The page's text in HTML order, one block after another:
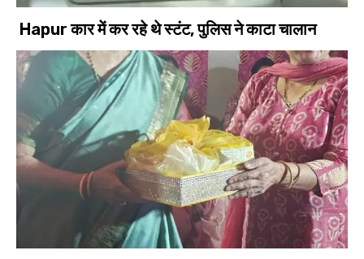
Hapur कार में कर रहे थे स्टंट, पुलिस ने काटा चालान